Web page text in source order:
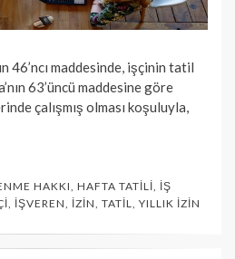
46’ncı maddesinde, işçinin tatil
63’üncü maddesine göre
çalışmış olması koşuluyla,
HAKKI HAFTA TATILI İŞ
İŞVEREN İZIN TATIL YILLIK İZIN